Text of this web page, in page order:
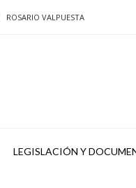
ROSARIO VALPUESTA
LEGISLACIÓN Y